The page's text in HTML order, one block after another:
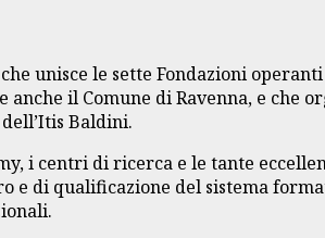
unisce le sette Fondazioni
il Comune di Ravenna, e che
Baldini.
i centri di ricerca e le tante
di qualificazione del sistema